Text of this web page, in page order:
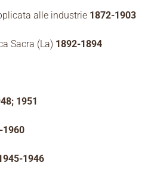
alle industrie 1872-1903
Sacra (La) 1892-1894
1951
1960
1946